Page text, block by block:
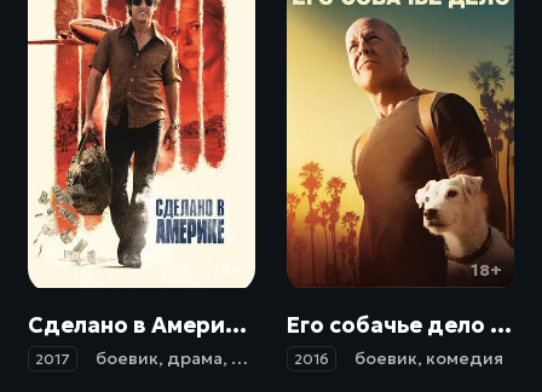
Сделано в Америке / American Made (2017)
2017 боевик, драма, комедия,криминал
18+
Его собачье дело / Once Upon a Time in Venice (2016)
2016 боевик, комедия